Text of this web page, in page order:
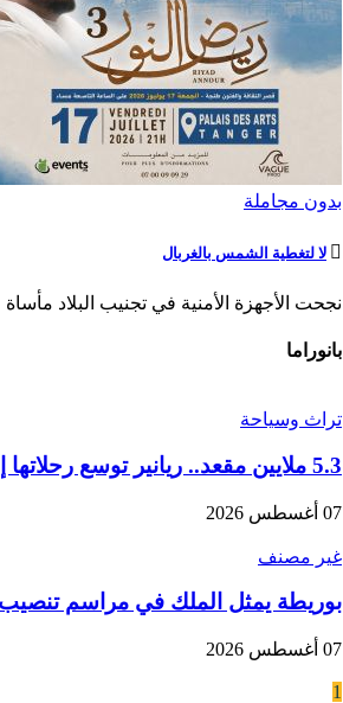
بدون مجاملة
لا لتغطية الشمس بالغربال
نجحت الأجهزة الأمنية في تجنيب البلاد
بانوراما
تراث وسياحة
5.3 ملايين مقعد.. ريانير توسع رحلاتها إلى المغرب عبر 156 خطا جويا في موسم الشتاء
07 أغسطس 2026
غير مصنف
بوريطة يمثل الملك في مراسم تنصيب
07 أغسطس 2026
1